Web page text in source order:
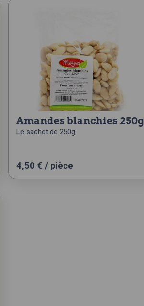
amandes blanchies 250g
Le sachet de 250g.
4,50€ / pièce